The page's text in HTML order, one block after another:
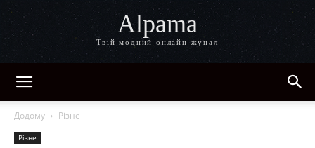
Alpama
Твій модний онлайн жунал
Додому Різне
Різне